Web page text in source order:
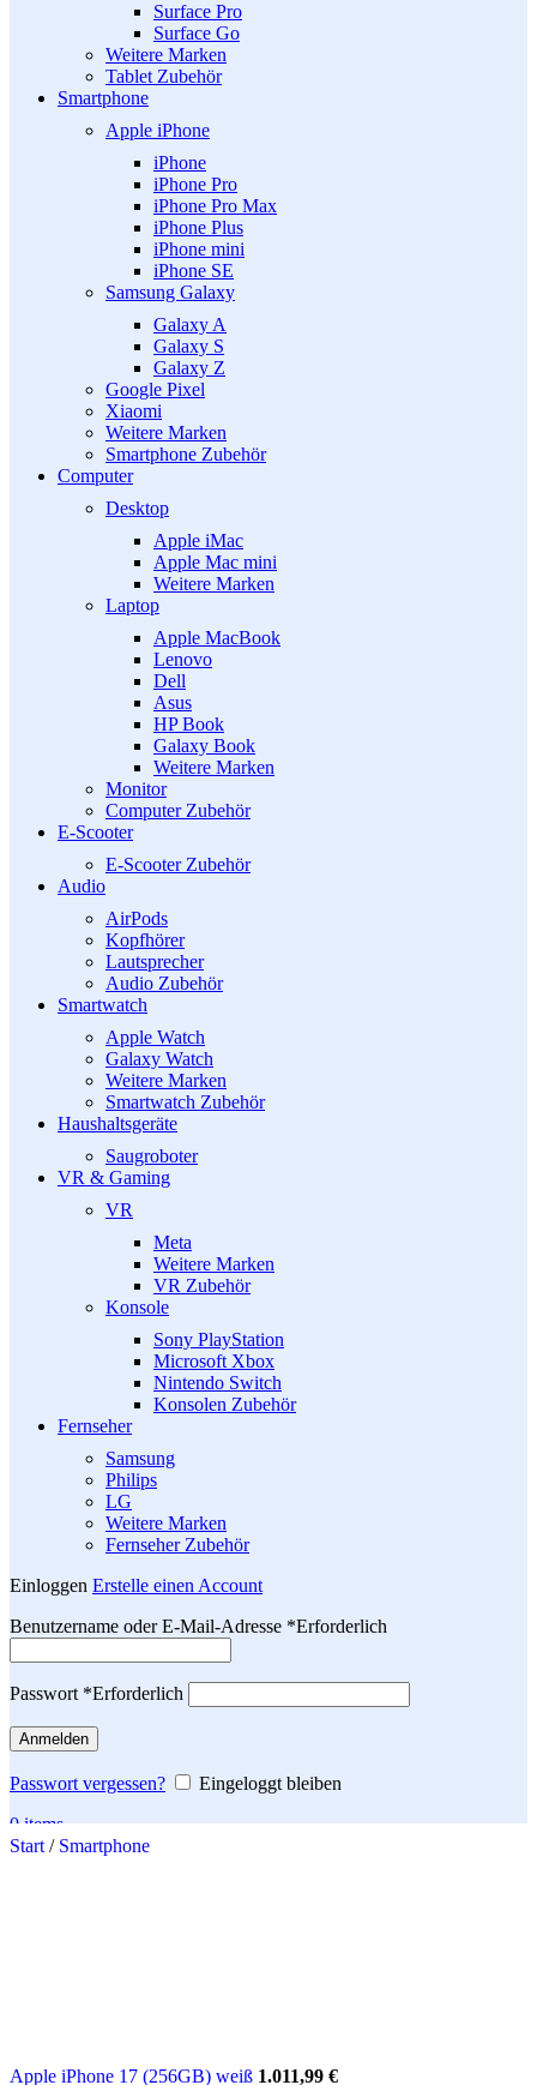
Surface Pro
Surface Go
Weitere Marken
Tablet Zubehör
Smartphone
Apple iPhone
iPhone
iPhone Pro
iPhone Pro Max
iPhone Plus
iPhone mini
iPhone SE
Samsung Galaxy
Galaxy A
Galaxy S
Galaxy Z
Google Pixel
Xiaomi
Weitere Marken
Smartphone Zubehör
Computer
Desktop
Apple iMac
Apple Mac mini
Weitere Marken
Laptop
Apple MacBook
Lenovo
Dell
Asus
HP Book
Galaxy Book
Weitere Marken
Monitor
Computer Zubehör
E-Scooter
E-Scooter Zubehör
Audio
AirPods
Kopfhörer
Lautsprecher
Audio Zubehör
Smartwatch
Apple Watch
Galaxy Watch
Weitere Marken
Smartwatch Zubehör
Haushaltsgeräte
Saugroboter
VR & Gaming
VR
Meta
Weitere Marken
VR Zubehör
Konsole
Sony PlayStation
Microsoft Xbox
Nintendo Switch
Konsolen Zubehör
Fernseher
Samsung
Philips
LG
Weitere Marken
Fernseher Zubehör
Einloggen Erstelle einen Account
Benutzername oder E-Mail-Adresse *Erforderlich
Passwort *Erforderlich
Anmelden
Passwort vergessen?
Eingeloggt bleiben
0items
Start / Smartphone
Apple iPhone 17 (256GB) weiß 1.011,99 €